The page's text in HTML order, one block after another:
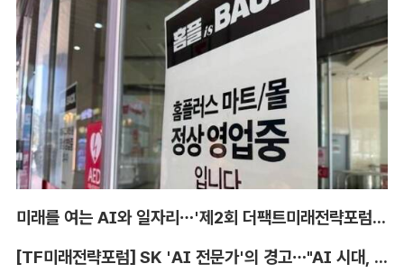
미래를 여는 AI와 일자리…'제2회 더팩트미래전략포럼' 참가 신청
[TF미래전략포럼] SK 'AI 전문가'의 경고…"AI 시대, 인재 격차 더 커진다"